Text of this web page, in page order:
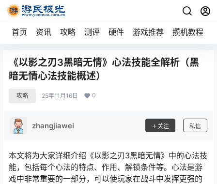
首页 资讯 攻略 测评 硬件 游戏推荐 攒机教程
《以影之刃3黑暗无情》心法技能全解析（黑
暗无情心法技能概述）
攻略 25年11月16日 0
zhangjiawei 关注 私信
本文将为大家详细介绍《以影之刃3黑暗无情》中的心法技
能，包括每个心法的特点、作用、解锁条件等。心法是游
戏中非常重要的一部分，可以使玩家在战斗中发挥更强的